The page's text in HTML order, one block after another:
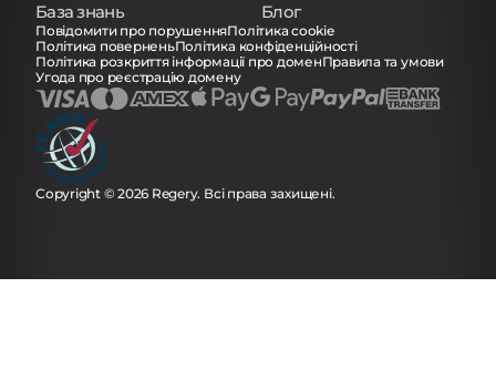
База знань Блог
Повідомити про порушенняПолітика cookie
Політика поверненьПолітика конфіденційності
Політика розкриття інформації про доменПравила та умови
Угода про реєстрацію домену
Copyright © 2026 Regery. Всі права захищені.